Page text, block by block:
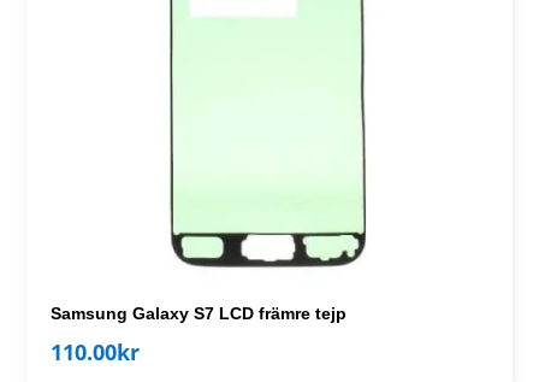
Samsung Galaxy S7 LCD främre tejp
110.00kr